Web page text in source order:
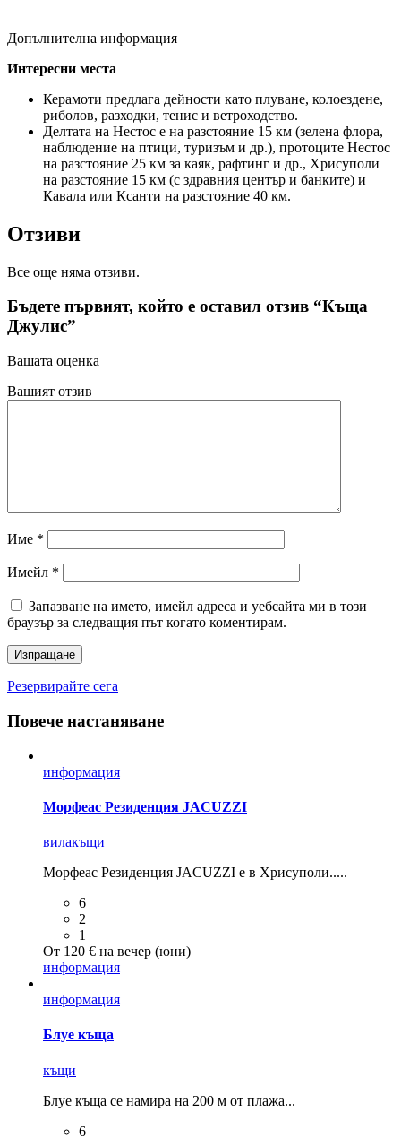
Допълнителна информация
Интересни места
Керамоти предлага дейности като плуване, колоездене,
риболов, разходки, тенис и ветроходство.
Делтата на Нестос е на разстояние 15 км (зелена флора,
наблюдение на птици, туризъм и др.), протоците Нестос
на разстояние 25 км за каяк, рафтинг и др., Хрисуполи
на разстояние 15 км (с здравния център и банките) и
Кавала или Ксанти на разстояние 40 км.
Отзиви
Все още няма отзиви.
Бъдете първият, който е оставил отзив “Къща
Джулис”
Вашата оценка
Вашият отзив
Име *
Имейл *
Запазване на името, имейл адреса и уебсайта ми в този
браузър за следващия път когато коментирам.
Резервирайте сега
Повече настаняване
информация
Морфеас Резиденция JACUZZI
вилакъщи
Морфеас Резиденция JACUZZI е в Хрисуполи.....
6
2
1
От 120 € на вечер (юни)
информация
информация
Блуе къща
къщи
Блуе къща се намира на 200 м от плажа...
6